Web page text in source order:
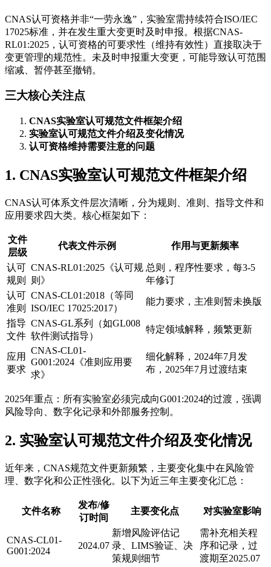
CNAS认可资格并非“一劳永逸”，实验室需持续符合ISO/IEC
17025标准，并在发生重大变更时及时申报。根据CNAS-
RL01:2025，认可资格的可要求性（维持有效性）直接取决于
变更管理的规范性。未及时申报重大变更，可能导致认可范围
缩减、暂停甚至撤销。
三大核心关注点
CNAS实验室认可规范文件框架介绍
实验室认可规范文件介绍及变化情况
认可资格维持需要注意的问题
1. CNAS实验室认可规范文件框架介绍
CNAS认可体系文件层次清晰，分为规则、准则、指导文件和
应用要求四大类。核心框架如下：
文件
层级
代表文件示例 作用与更新频率
认可
规则
CNAS-RL01:2025《认可规
则》
总则，程序性要求，每3-5
年修订
认可
准则
CNAS-CL01:2018（等同
ISO/IEC 17025:2017）
能力要求，主准则暂未换版
指导
文件
CNAS-GL系列（如GL008
软件测试指导）
特定领域解释，频繁更新
应用
要求
CNAS-CL01-
G001:2024《准则应用要
求》
细化解释，2024年7月发
布，2025年7月过渡结束
2025年重点：所有实验室必须完成向G001:2024的过渡，强调
风险导向、数字化记录和外部服务控制。
2. 实验室认可规范文件介绍及变化情况
近年来，CNAS规范文件更新频繁，主要变化集中在风险管
理、数字化和公正性强化。以下为近三年主要变化汇总：
文件名称
发布/修
订时间
主要变化点 对实验室影响
CNAS-CL01-
G001:2024
2024.07
新增风险评估记
录、LIMS验证、决
策规则细节
需补充相关程
序和记录，过
渡期至2025.07